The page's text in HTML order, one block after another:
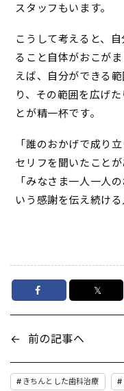
スタッフもいます。
こうして考えると、
ること自体がおこが
えば、自分ができる
り、その範囲を広げ
とが精一杯です。
「誰のおかげで成り
セリフを聞いたこと
「みなさま一人一人
いう感謝を伝え続け
𝕏
← 前の記事へ
きちんとした歯科治療